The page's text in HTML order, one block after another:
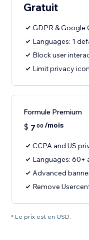
Gratuit
GDPR &
Languages: 1
Block user
Limit privacy
Formule Premium
$ 7 00 /mois
CCPA and US
Languages: 60+
Advanced
Remove
* Le prix est en USD.